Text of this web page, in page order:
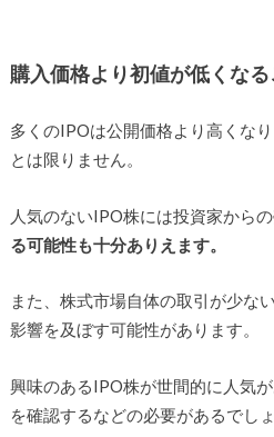
購入価格より初値が低くな
多くのIPOは公開価格より高くな
とは限りません。
人気のないIPO株には投資家からの
る可能性も十分ありえます。
また、株式市場自体の取引が少な
影響を及ぼす可能性があります。
興味のあるIPO株が世間的に人気
を確認するなどの必要があるでしょ